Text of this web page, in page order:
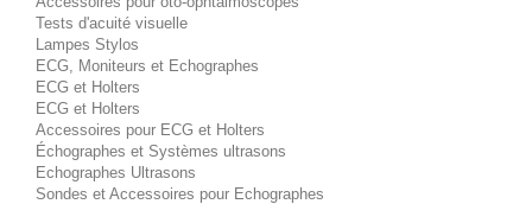
Tests d'acuité visuelle
Lampes Stylos
ECG, Moniteurs et Echographes
ECG et Holters
ECG et Holters
Accessoires pour ECG et Holters
Échographes et Systèmes ultrasons
Echographes Ultrasons
Sondes et Accessoires pour Echographes